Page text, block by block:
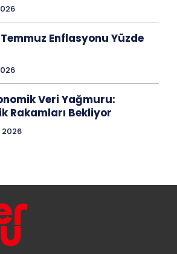
Temmuz Enflasyonu Yüzde
Veri Yağmuru:
Rakamları Bekliyor
2026